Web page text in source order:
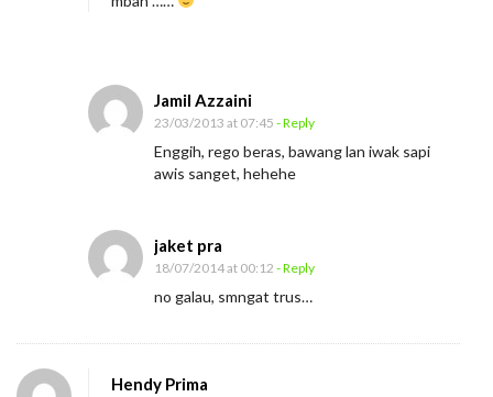
Jamil Azzaini
23/03/2013 at 07:45 - Reply
Enggih, rego beras, bawang lan iwak sapi
awis sanget, hehehe
jaket pra
18/07/2014 at 00:12 - Reply
no galau, smngat trus…
Hendy Prima